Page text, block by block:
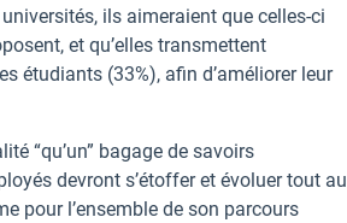
ils aimeraient que celles-ci
et qu’elles transmettent
étudiants (33%), afin d’améliorer leur
“qu’un” bagage de savoirs
devront s’étoffer et évoluer tout au
pour l’ensemble de son parcours